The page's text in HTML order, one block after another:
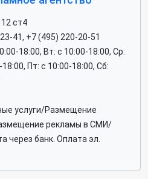
ст4
41, +7 (495) 220-20-51
18:00, Вт: c 10:00-18:00, Ср:
Пт: c 10:00-18:00, Сб:
услуги/Размещение
рекламы в СМИ/
через банк. Оплата эл.